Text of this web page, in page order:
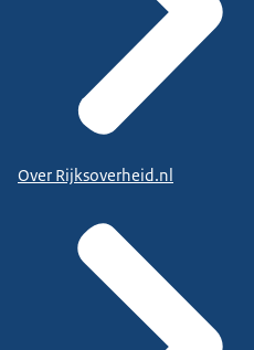
Over Rijksoverheid.nl